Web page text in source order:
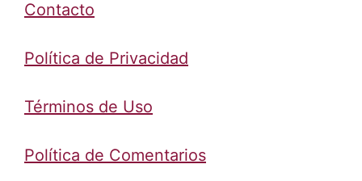
Contacto
Política de Privacidad
Términos de Uso
Política de Comentarios